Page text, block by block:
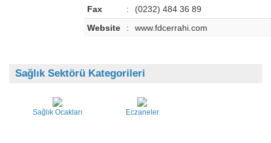
Fax
:
(0232) 484 36 89
Website
: www.fdcerrahi.com
Sağlık Sektörü Kategorileri
Sağlık Ocakları Eczaneler